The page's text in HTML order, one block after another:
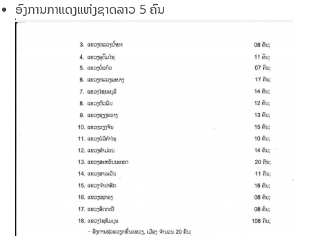
ອົງການກາແດງແຫ່ງຊາດລາວ 5 ຄົນ